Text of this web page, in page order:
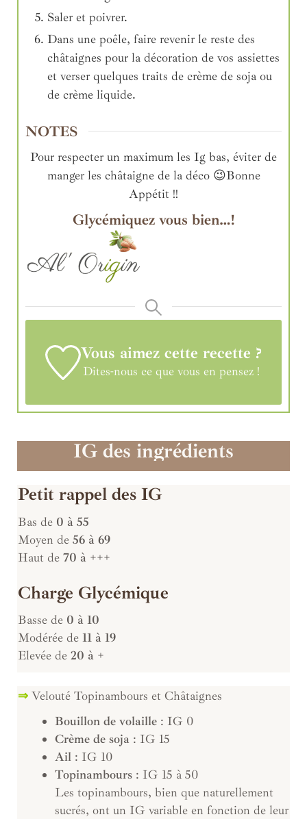
Saler et poivrer.
Dans une poêle, faire revenir le reste des
châtaignes pour la décoration de vos assiettes
et verser quelques traits de crème de soja ou
de crème liquide.
NOTES
Pour respecter un maximum les Ig bas, éviter de
manger les châtaigne de la déco 😉Bonne
Appétit !!
Glycémiquez vous bien…!
Vous aimez cette recette ?
Dites-nous ce que vous en pensez !
IG des ingrédients
Petit rappel des IG
Bas de 0 à 55
Moyen de 56 à 69
Haut de 70 à +++
Charge Glycémique
Basse de 0 à 10
Modérée de 11 à 19
Elevée de 20 à +
⇒ Velouté Topinambours et Châtaignes
Bouillon de volaille : IG 0
Crème de soja : IG 15
Ail : IG 10
Topinambours : IG 15 à 50
Les topinambours, bien que naturellement
sucrés, ont un IG variable en fonction de leur